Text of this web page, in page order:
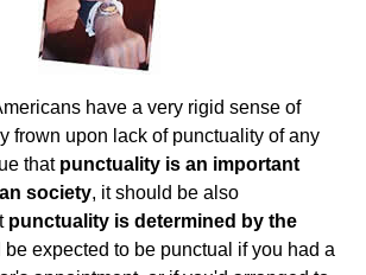
have a very rigid sense of
frown upon lack of punctuality of any
thatpunctuality is an important
society, it should be also
punctuality is determined by the
be expected to be punctual if you had a